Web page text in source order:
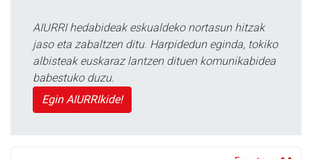
AIURRI hedabideak eskualdeko nortasun hitzak
jaso eta zabaltzen ditu. Harpidedun eginda, tokiko
albisteak euskaraz lantzen dituen komunikabidea
babestuko duzu.
Egin AIURRIkide!